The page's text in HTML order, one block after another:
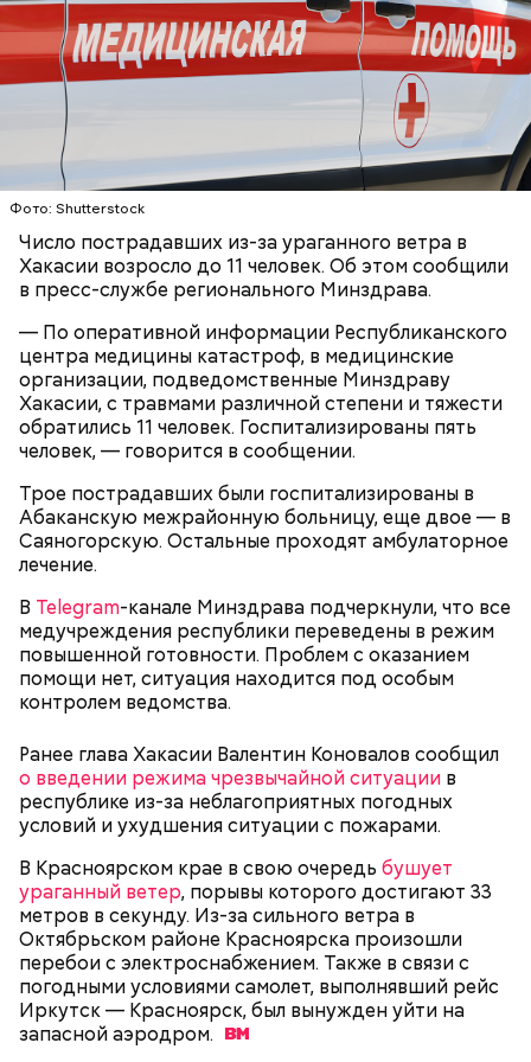
Фото: Shutterstock
Число пострадавших из-за ураганного ветра в
Хакасии возросло до 11 человек. Об этом сообщили
в пресс-службе регионального Минздрава.
— По оперативной информации Республиканского
центра медицины катастроф, в медицинские
организации, подведомственные Минздраву
Хакасии, с травмами различной степени и тяжести
обратились 11 человек. Госпитализированы пять
человек, — говорится в сообщении.
Трое пострадавших были госпитализированы в
Абаканскую межрайонную больницу, еще двое — в
Саяногорскую. Остальные проходят амбулаторное
лечение.
В Telegram-канале Минздрава подчеркнули, что все
медучреждения республики переведены в режим
повышенной готовности. Проблем с оказанием
помощи нет, ситуация находится под особым
контролем ведомства.
Ранее глава Хакасии Валентин Коновалов сообщил
о введении режима чрезвычайной ситуации в
республике из-за неблагоприятных погодных
условий и ухудшения ситуации с пожарами.
В Красноярском крае в свою очередь бушует
ураганный ветер, порывы которого достигают 33
метров в секунду. Из-за сильного ветра в
Октябрьском районе Красноярска произошли
перебои с электроснабжением. Также в связи с
погодными условиями самолет, выполнявший рейс
Иркутск — Красноярск, был вынужден уйти на
запаснойаэродром.
Кто еще был жертвой Миссюры
Первой жертвой Миссюры была его девушка.
Именно на ней молодой человек впервые испытал
января 2024 года он подсыпал дихлорэтан в
коктейль возлюбленной, отчего у нее случился
инсульт. Девушка неделюпровела в коме, а после
выписки из больницы узнала, что Миссюра
оформил на нее несколько кредитов.
подозреваемый угостил приятеля морсом с
этиленгликолем. Через два дня Константин умер в
больнице.
Вскоре в качестве главного подозреваемого в
убийстве спортсмена арестовали его 18-летнего
знакомого Надырхана Кадирханова. На допросе он
признал вину и показал следователям, как именно
совершил преступление и где спрятал оружие, из
которого застрелил Мутаева.
назначил Кадирханову встречу, пришел на нее
вместе с друзьями и жестоко избил оппонента.
Пострадавший тогда не стал обращаться в
полицию, но подтвердил эту информацию на
допросе.